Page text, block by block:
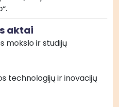
aktai
mokslo ir studijų
technologijų ir inovacijų